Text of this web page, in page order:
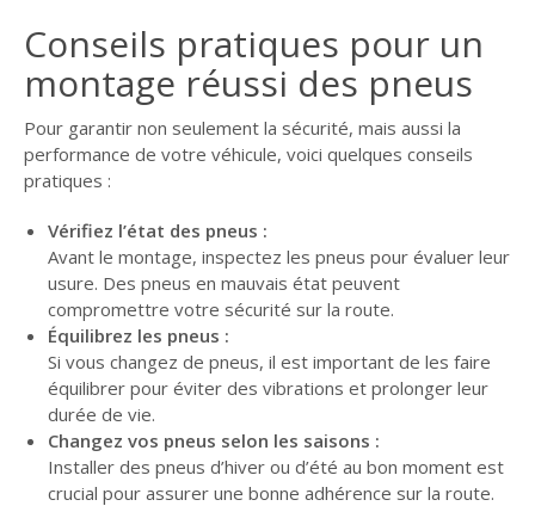
Conseils pratiques pour un
montage réussi des pneus
Pour garantir non seulement la sécurité, mais aussi la
performance de votre véhicule, voici quelques conseils
pratiques :
Vérifiez l’état des pneus :
Avant le montage, inspectez les pneus pour évaluer leur
usure. Des pneus en mauvais état peuvent
compromettre votre sécurité sur la route.
Équilibrez les pneus :
Si vous changez de pneus, il est important de les faire
équilibrer pour éviter des vibrations et prolonger leur
durée de vie.
Changez vos pneus selon les saisons :
Installer des pneus d’hiver ou d’été au bon moment est
crucial pour assurer une bonne adhérence sur la route.